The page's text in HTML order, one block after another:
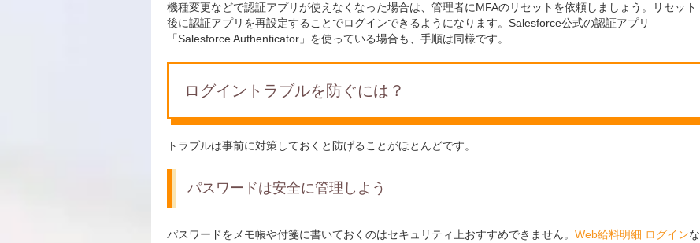
機種変更などで認証アプリが使えなくなった場合は、管理者にMFAのリセットを依頼しましょう。リセット
後に認証アプリを再設定することでログインできるようになります。Salesforce公式の認証アプリ
「Salesforce Authenticator」を使っている場合も、手順は同様です。
ログイントラブルを防ぐには？
トラブルは事前に対策しておくと防げることがほとんどです。
パスワードは安全に管理しよう
パスワードをメモ帳や付箋に書いておくのはセキュリティ上おすすめできません。 Web給料明細 ログインな